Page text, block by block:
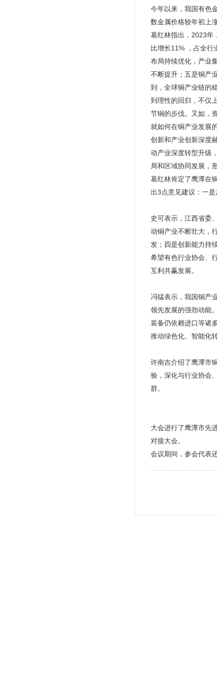
今年以来，我国有色
数金属价格较年初上
葛红林指出，2023年
比增长11% ，占全
布局持续优化，产业
不断提升；五是铜产
到，全球铜产业链的
到理性的回归，不仅
节铜的步伐。又如，
就如何在铜产业发展
创新和产业创新深度
动产业深度转型升级
局和区域协同发展，
葛红林肯定了鹰潭在
出3点意见建议：一
史可表示，江西省委
动铜产业不断壮大，
发；四是创新能力持
希望有色行业协会、
互利共赢发展。
冯猛表示，我国铜产
领先发展的强劲动能
装备仍依赖进口等诸
推动绿色化、智能化
许南吉介绍了鹰潭市
验，深化与行业协会
群。
大会进行了鹰潭市先
对接大会。
会议期间，参会代表